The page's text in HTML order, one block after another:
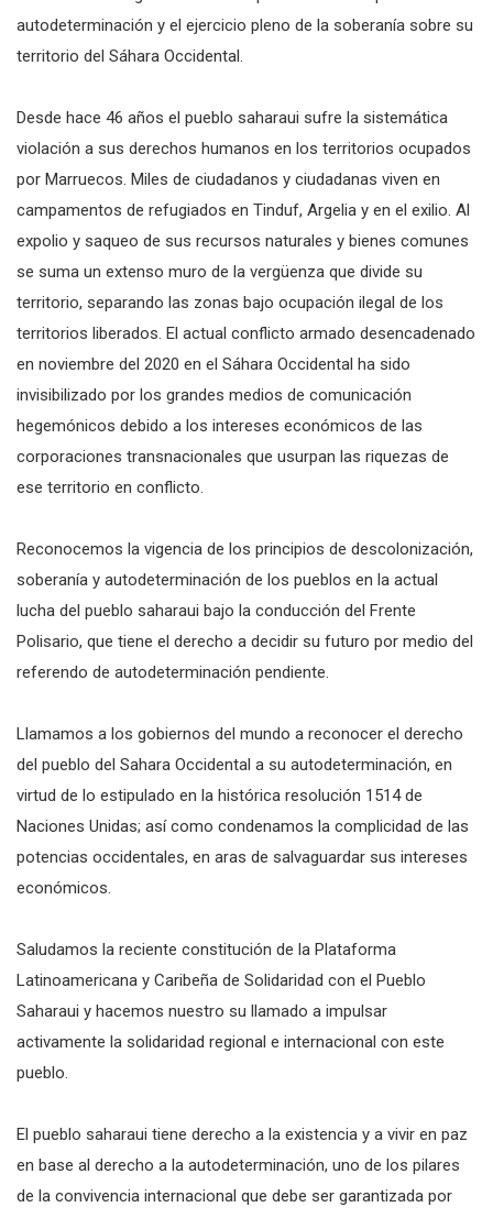
autodeterminación y el ejercicio pleno de la soberanía sobre su
territorio del Sáhara Occidental.
Desde hace 46 años el pueblo saharaui sufre la sistemática
violación a sus derechos humanos en los territorios ocupados
por Marruecos. Miles de ciudadanos y ciudadanas viven en
campamentos de refugiados en Tinduf, Argelia y en el exilio. Al
expolio y saqueo de sus recursos naturales y bienes comunes
se suma un extenso muro de la vergüenza que divide su
territorio, separando las zonas bajo ocupación ilegal de los
territorios liberados. El actual conflicto armado desencadenado
en noviembre del 2020 en el Sáhara Occidental ha sido
invisibilizado por los grandes medios de comunicación
hegemónicos debido a los intereses económicos de las
corporaciones transnacionales que usurpan las riquezas de
ese territorio en conflicto.
Reconocemos la vigencia de los principios de descolonización,
soberanía y autodeterminación de los pueblos en la actual
lucha del pueblo saharaui bajo la conducción del Frente
Polisario, que tiene el derecho a decidir su futuro por medio del
referendo de autodeterminación pendiente.
Llamamos a los gobiernos del mundo a reconocer el derecho
del pueblo del Sahara Occidental a su autodeterminación, en
virtud de lo estipulado en la histórica resolución 1514 de
Naciones Unidas; así como condenamos la complicidad de las
potencias occidentales, en aras de salvaguardar sus intereses
económicos.
Saludamos la reciente constitución de la Plataforma
Latinoamericana y Caribeña de Solidaridad con el Pueblo
Saharaui y hacemos nuestro su llamado a impulsar
activamente la solidaridad regional e internacional con este
pueblo.
El pueblo saharaui tiene derecho a la existencia y a vivir en paz
en base al derecho a la autodeterminación, uno de los pilares
de la convivencia internacional que debe ser garantizada por